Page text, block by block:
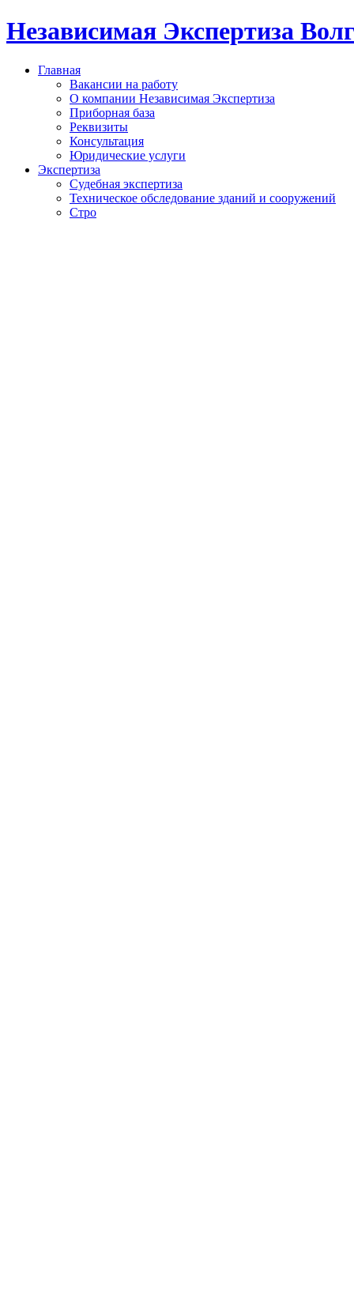
Независимая Экспертиза
Главная
Вакансии на работу
О компании Независимая Экспертиза
Приборная база
Реквизиты
Консультация
Юридические услуги
Экспертиза
Судебная экспертиза
Техническое обследование зданий и сооружений
Стро